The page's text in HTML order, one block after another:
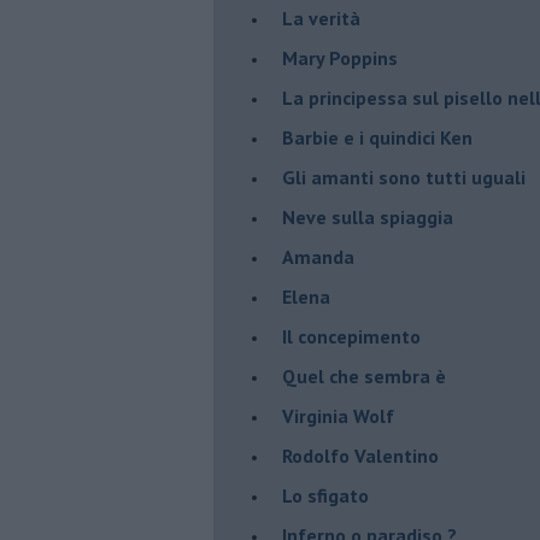
La verità
Mary Poppins
La principessa sul pisello
Barbie e i quindici Ken
Gli amanti sono tutti uguali
Neve sulla spiaggia
Amanda
Elena
Il concepimento
Quel che sembra è
Virginia Wolf
Rodolfo Valentino
Lo sfigato
Inferno o paradiso ?